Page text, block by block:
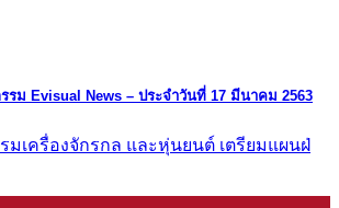
รม Evisual News – ประจำวันที่ 17 มีนาคม 2563
มเครื่องจักรกล และหุ่นยนต์ เตรียมแผนฝ่